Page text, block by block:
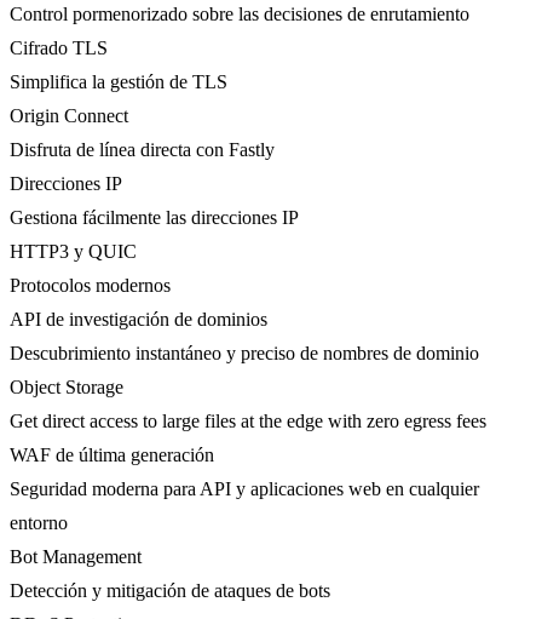
Control pormenorizado sobre las decisiones de enrutamiento
Cifrado TLS
Simplifica la gestión de TLS
Origin Connect
Disfruta de línea directa con Fastly
Direcciones IP
Gestiona fácilmente las direcciones IP
HTTP3 y QUIC
Protocolos modernos
API de investigación de dominios
Descubrimiento instantáneo y preciso de nombres de dominio
Object Storage
Get direct access to large files at the edge with zero egress fees
WAF de última generación
Seguridad moderna para API y aplicaciones web en cualquier
entorno
Bot Management
Detección y mitigación de ataques de bots